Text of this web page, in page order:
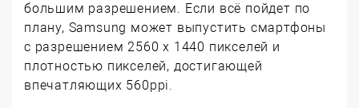
большим разрешением. Если всё пойдет по
плану, Samsung может выпустить смартфоны
с разрешением 2560 x 1440 пикселей и
плотностью пикселей, достигающей
впечатляющих 560ppi.